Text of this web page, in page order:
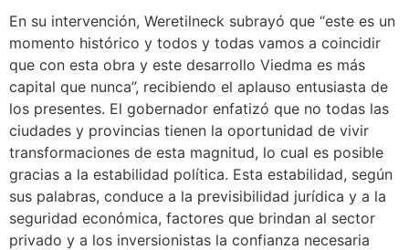
En su intervención, Weretilneck subrayó que “este es un
momento histórico y todos y todas vamos a coincidir
que con esta obra y este desarrollo Viedma es más
capital que nunca”, recibiendo el aplauso entusiasta de
los presentes. El gobernador enfatizó que no todas las
ciudades y provincias tienen la oportunidad de vivir
transformaciones de esta magnitud, lo cual es posible
gracias a la estabilidad política. Esta estabilidad, según
sus palabras, conduce a la previsibilidad jurídica y a la
seguridad económica, factores que brindan al sector
privado y a los inversionistas la confianza necesaria